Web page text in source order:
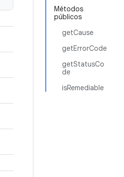
Métodos
públicos
getCause
getErrorCode
getStatusCo
de
isRemediable